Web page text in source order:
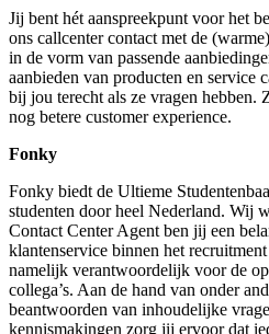
Jij bent hét aanspreekpunt voor het
ons callcenter contact met de
in de vorm van passende
aanbieden van producten en service
bij jou terecht als ze vragen hebben.
nog betere customer experience.
Fonky
Fonky biedt de Ultieme
studenten door heel Nederland. Wij
Contact Center Agent ben jij een
klantenservice binnen het
namelijk verantwoordelijk voor de
collega’s. Aan de hand van onder
beantwoorden van inhoudelijke
kennismakingen zorg jij ervoor dat